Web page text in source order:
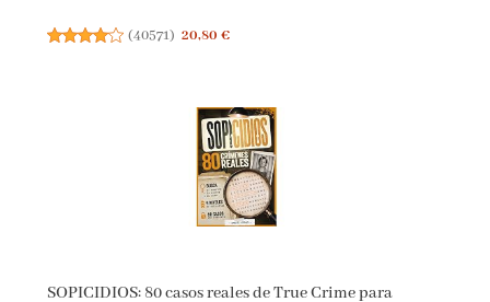
(40571) 20,80 €
SOPICIDIOS: 80 casos reales de True Crime para